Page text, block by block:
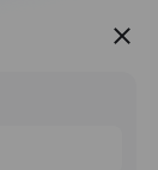
服务推荐